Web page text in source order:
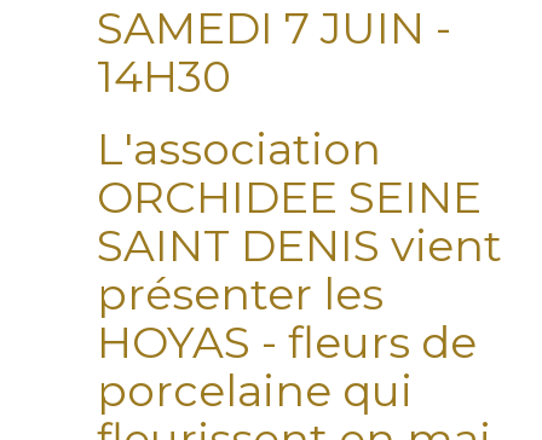
SAMEDI 7 JUIN -
14H30
L'association
ORCHIDEE SEINE
SAINT DENIS vient
présenter les
HOYAS - fleurs de
porcelaine qui